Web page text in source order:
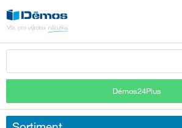
Démos24Plus